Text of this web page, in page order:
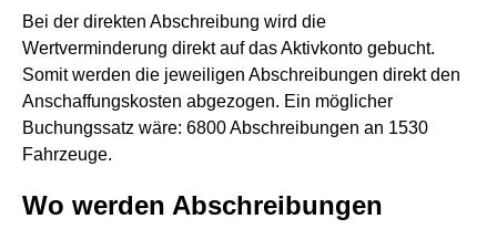
Bei der direkten Abschreibung wird die
Wertverminderung direkt auf das Aktivkonto gebucht.
Somit werden die jeweiligen Abschreibungen direkt den
Anschaffungskosten abgezogen. Ein möglicher
Buchungssatz wäre: 6800 Abschreibungen an 1530
Fahrzeuge.
Wo werden Abschreibungen